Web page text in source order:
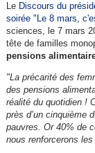
Le Discours du
soirée "Le 8 mars,
sciences, le 7 mars
tête de familles
pensions
"La précarité des
des pensions
réalité du quotidien !
près d’un cinquième
pauvres. Or 40% de
nous renforcerons